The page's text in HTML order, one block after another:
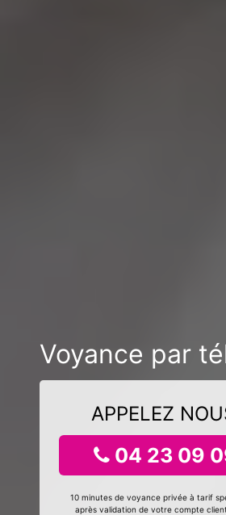
Voyance par
APPELEZ
04 23 09
10 minutes de voyance privée à tarif
après validation de votre compte